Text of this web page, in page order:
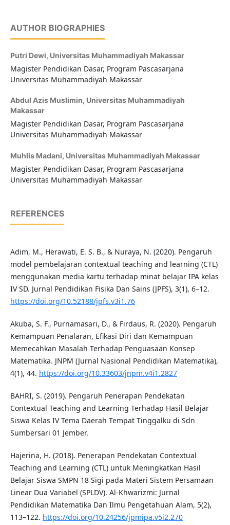
AUTHOR BIOGRAPHIES
Putri Dewi, Universitas Muhammadiyah Makassar
Magister Pendidikan Dasar, Program Pascasarjana
Universitas Muhammadiyah Makassar
Abdul Azis Muslimin, Universitas Muhammadiyah
Makassar
Magister Pendidikan Dasar, Program Pascasarjana
Universitas Muhammadiyah Makassar
Muhlis Madani, Universitas Muhammadiyah Makassar
Magister Pendidikan Dasar, Program Pascasarjana
Universitas Muhammadiyah Makassar
REFERENCES
Adim, M., Herawati, E. S. B., & Nuraya, N. (2020). Pengaruh
model pembelajaran contextual teaching and learning (CTL)
menggunakan media kartu terhadap minat belajar IPA kelas
IV SD. Jurnal Pendidikan Fisika Dan Sains (JPFS), 3(1), 6–12.
https://doi.org/10.52188/jpfs.v3i1.76
Akuba, S. F., Purnamasari, D., & Firdaus, R. (2020). Pengaruh
Kemampuan Penalaran, Efikasi Diri dan Kemampuan
Memecahkan Masalah Terhadap Penguasaan Konsep
Matematika. JNPM (Jurnal Nasional Pendidikan Matematika),
4(1), 44. https://doi.org/10.33603/jnpm.v4i1.2827
BAHRI, S. (2019). Pengaruh Penerapan Pendekatan
Contextual Teaching and Learning Terhadap Hasil Belajar
Siswa Kelas IV Tema Daerah Tempat Tinggalku di Sdn
Sumbersari 01 Jember.
Hajerina, H. (2018). Penerapan Pendekatan Contextual
Teaching and Learning (CTL) untuk Meningkatkan Hasil
Belajar Siswa SMPN 18 Sigi pada Materi Sistem Persamaan
Linear Dua Variabel (SPLDV). Al-Khwarizmi: Jurnal
Pendidikan Matematika Dan Ilmu Pengetahuan Alam, 5(2),
113–122. https://doi.org/10.24256/jpmipa.v5i2.270